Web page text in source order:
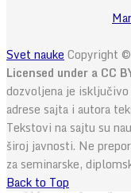
Svet nauke Copyright
Licensed under a CC
dozvoljena je
adrese sajta i autora
Tekstovi na sajtu su
široj javnosti. Ne
za seminarske,
Back to Top